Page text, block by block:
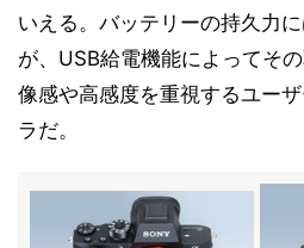
いえる。バッテリーの持久力
が、USB給電機能によってそ
像感や高感度を重視するユー
ラだ。